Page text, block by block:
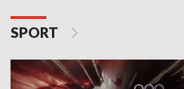
SPORT